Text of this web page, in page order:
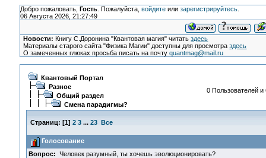
Добро пожаловать, Гость. Пожалуйста, войдитеили зарегистрируйтесь.
06 Августа 2026, 21:27:49
Новости: Книгу С.Доронина "Квантовая магия" читатьздесь
Материалы старого сайта "Физика Магии" доступны для просмотраздесь
О замеченных глюках просьба писать на почтуquantmag@mail.ru
Квантовый Портал
Разное
Общий раздел
Смена парадигмы?
0 Пользователей и
Страниц: [1] 2 3 ... 23 Все
Голосование
Вопрос: Человек разумный, ты хочешь эволюционировать?